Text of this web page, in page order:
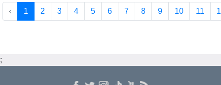
‹ 1 2 3 4 5 6 7 8 9 10 11
;